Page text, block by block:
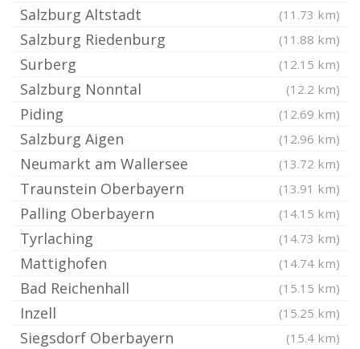
Salzburg Altstadt (11.73 km)
Salzburg Riedenburg (11.88 km)
Surberg (12.15 km)
Salzburg Nonntal (12.2 km)
Piding (12.69 km)
Salzburg Aigen (12.96 km)
Neumarkt am Wallersee (13.72 km)
Traunstein Oberbayern (13.91 km)
Palling Oberbayern (14.15 km)
Tyrlaching (14.73 km)
Mattighofen (14.74 km)
Bad Reichenhall (15.15 km)
Inzell (15.25 km)
Siegsdorf Oberbayern (15.4 km)